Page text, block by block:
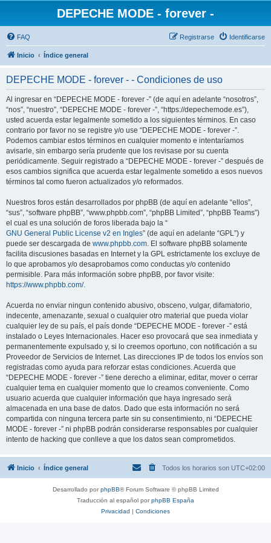
DEPECHE MODE - forever -
FAQ Identificarse
Registrarse
Inicio Índice general
DEPECHE MODE - forever - - Condiciones de uso
Al ingresar en “DEPECHE MODE - forever -” (de aquí en adelante “nosotros”,
“nos”, “nuestro”, “DEPECHE MODE - forever -”, “https://depechemode.es”),
usted acuerda estar legalmente sometido a los siguientes términos. En caso
contrario por favor no se registre y/o use “DEPECHE MODE - forever -”.
Podemos cambiar estos términos en cualquier momento e intentaríamos
avisarle, sin embargo sería prudente que los revisase por su cuenta
periódicamente. Seguir registrado a “DEPECHE MODE - forever -” después de
esos cambios significa que acuerda estar legalmente sometido a esos nuevos
términos tal como fueron actualizados y/o reformados.
Nuestros foros están desarrollados por phpBB (de aquí en adelante “ellos”,
“sus”, “software phpBB”, “www.phpbb.com”, “phpBB Limited”, “phpBB Teams”)
el cual es una solución de foros liberada bajo la “
GNU General Public License v2 en Ingles” (de aquí en adelante “GPL”) y
puede ser descargada de www.phpbb.com. El software phpBB solamente
facilita discusiones basadas en Internet y la GPL estrictamente los excluye de
lo que aprobamos y/o desaprobamos como conductas y/o contenido
permisible. Para más información sobre phpBB, por favor visite:
https://www.phpbb.com/.
Acuerda no enviar ningun contenido abusivo, obsceno, vulgar, difamatorio,
indecente, amenazante, sexual o cualquier otro material que pueda violar
cualquier ley de su país, el país donde “DEPECHE MODE - forever -” está
instalado o Leyes Internacionales. Hacer eso provocará que sea inmediata y
permanentemente expulsado y, si lo creemos oportuno, con notificación a su
Proveedor de Servicios de Internet. Las direcciones IP de todos los envíos son
registradas como ayuda para reforzar estas condiciones. Acuerda que
“DEPECHE MODE - forever -” tiene derecho a eliminar, editar, mover o cerrar
cualquier tema en cualquier momento que lo creamos conveniente. Como
usuario acuerda que cualquier información que haya ingresado será
almacenada en una base de datos. Dado que esta información no será
compartida con ninguna tercera parte sin su consentimiento, ni “DEPECHE
MODE - forever -” ni phpBB podrán considerarse responsables por cualquier
intento de hacking que conlleve a que los datos sean comprometidos.
Inicio Índice general Todos los horarios son UTC+02:00
Desarrollado porphpBB® Forum Software © phpBB Limited
Traducción al español porphpBB España
Privacidad | Condiciones